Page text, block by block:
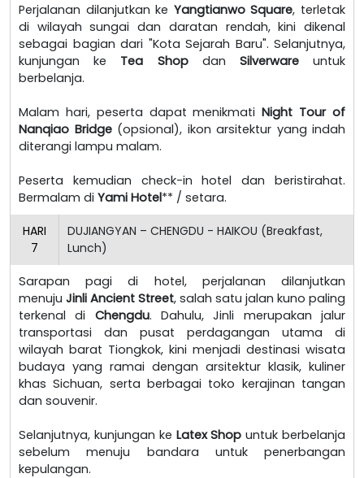
Perjalanan dilanjutkan ke Yangtianwo Square, terletak
di wilayah sungai dan daratan rendah, kini dikenal
sebagai bagian dari "Kota Sejarah Baru". Selanjutnya,
kunjungan ke Tea Shopdan Silverwareuntuk
berbelanja.
Malam hari, peserta dapat menikmatiNight Tour of
Nanqiao Bridge(opsional), ikon arsitektur yang indah
diterangi lampu malam.
Peserta kemudian check-in hotel dan beristirahat.
Bermalam di Yami Hotel** / setara.
HARI
7
DUJIANGYAN – CHENGDU - HAIKOU (Breakfast,
Lunch)
Sarapan pagi di hotel, perjalanan dilanjutkan
menuju Jinli Ancient Street, salah satu jalan kuno paling
terkenal di Chengdu. Dahulu, Jinli merupakan jalur
transportasi dan pusat perdagangan utama di
wilayah barat Tiongkok, kini menjadi destinasi wisata
budaya yang ramai dengan arsitektur klasik, kuliner
khas Sichuan, serta berbagai toko kerajinan tangan
dan souvenir.
Selanjutnya, kunjungan ke Latex Shop untuk berbelanja
sebelum menuju bandara untuk penerbangan
kepulangan.